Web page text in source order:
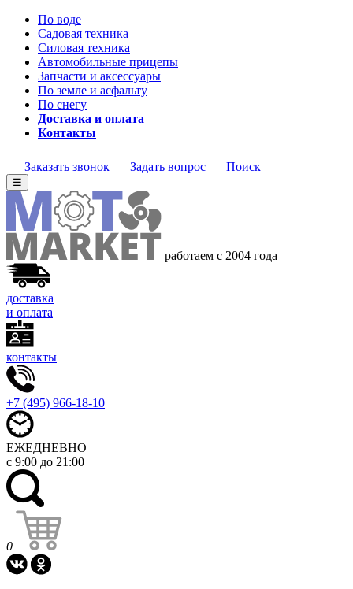
По воде
Садовая техника
Силовая техника
Автомобильные прицепы
Запчасти и аксессуары
По земле и асфальту
По снегу
Доставка и оплата
Контакты
Заказать звонок Задать вопрос Поиск
☰
работаем с 2004 года
доставка
и оплата
контакты
+7 (495) 966-18-10
ЕЖЕДНЕВНО
с 9:00 до 21:00
0